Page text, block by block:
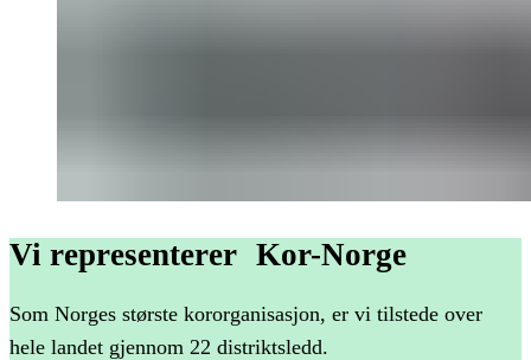
Vi representerer Kor-Norge
Som Norges største kororganisasjon, er vi tilstede over
hele landet gjennom 22 distriktsledd.